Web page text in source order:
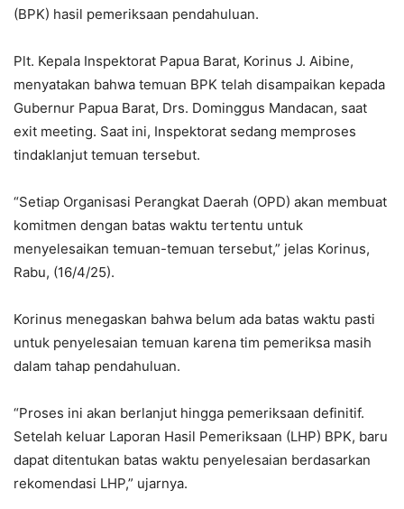
(BPK) hasil pemeriksaan pendahuluan.
Plt. Kepala Inspektorat Papua Barat, Korinus J. Aibine,
menyatakan bahwa temuan BPK telah disampaikan kepada
Gubernur Papua Barat, Drs. Dominggus Mandacan, saat
exit meeting. Saat ini, Inspektorat sedang memproses
tindaklanjut temuan tersebut.
“Setiap Organisasi Perangkat Daerah (OPD) akan membuat
komitmen dengan batas waktu tertentu untuk
menyelesaikan temuan-temuan tersebut,” jelas Korinus,
Rabu, (16/4/25).
Korinus menegaskan bahwa belum ada batas waktu pasti
untuk penyelesaian temuan karena tim pemeriksa masih
dalam tahap pendahuluan.
“Proses ini akan berlanjut hingga pemeriksaan definitif.
Setelah keluar Laporan Hasil Pemeriksaan (LHP) BPK, baru
dapat ditentukan batas waktu penyelesaian berdasarkan
rekomendasi LHP,” ujarnya.